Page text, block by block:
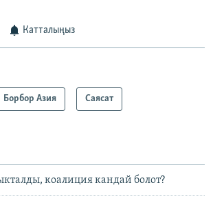
Катталыңыз
Борбор Азия Саясат
коалиция кандай болот?